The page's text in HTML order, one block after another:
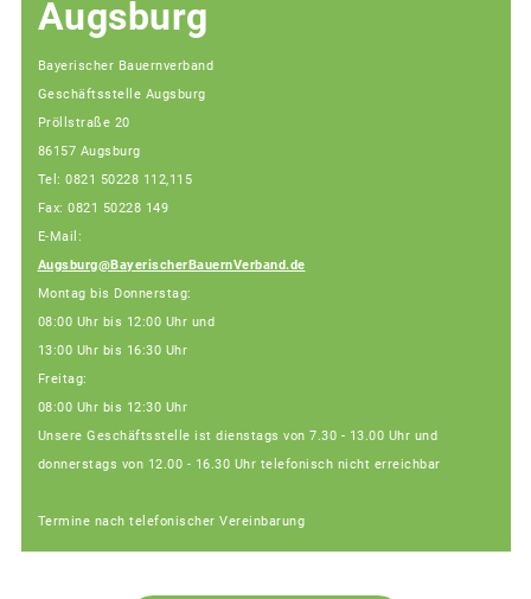
Augsburg
Bayerischer Bauernverband
Geschäftsstelle Augsburg
Pröllstraße 20
86157 Augsburg
Tel: 0821 50228 112,115
Fax: 0821 50228 149
E-Mail:
Augsburg@BayerischerBauernVerband.de
Montag bis Donnerstag:
08:00 Uhr bis 12:00 Uhr und
13:00 Uhr bis 16:30 Uhr
Freitag:
08:00 Uhr bis 12:30 Uhr
Unsere Geschäftsstelle ist dienstags von 7.30 - 13.00 Uhr und
donnerstags von 12.00 - 16.30 Uhr telefonisch nicht erreichbar
Termine nach telefonischer Vereinbarung